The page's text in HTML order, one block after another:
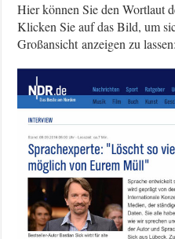
Hier können Sie den Wortlaut
Klicken Sie auf das Bild, um
Großansicht anzeigen zu lassen: